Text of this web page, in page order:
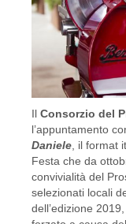
Il Consorzio del
l’appuntamento
Daniele , il format
Festa che da
convivialità del
selezionati locali
dell’edizione